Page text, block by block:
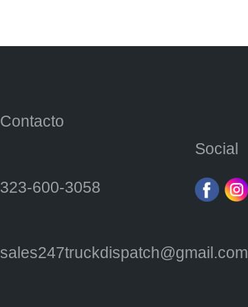
Contacto
323-600-3058
sales247truckdispatch@gmail.com
Social